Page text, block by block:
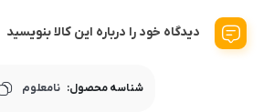
دیدگاه خود را درباره این کالا بنویسید
شناسه محصول: نامعلوم